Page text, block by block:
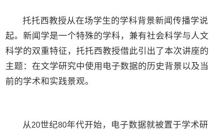
托托西教授从在场学生的学科背景新闻传播学说
起。新闻学是一个特殊的学科，兼有社会科学与人文
科学的双重特征，托托西教授借此引出了本次讲座的
主题：在文学研究中使用电子数据的历史背景以及当
前的学术和实践景观。
从 20世纪80年代开始，电子数据就被置于学术研